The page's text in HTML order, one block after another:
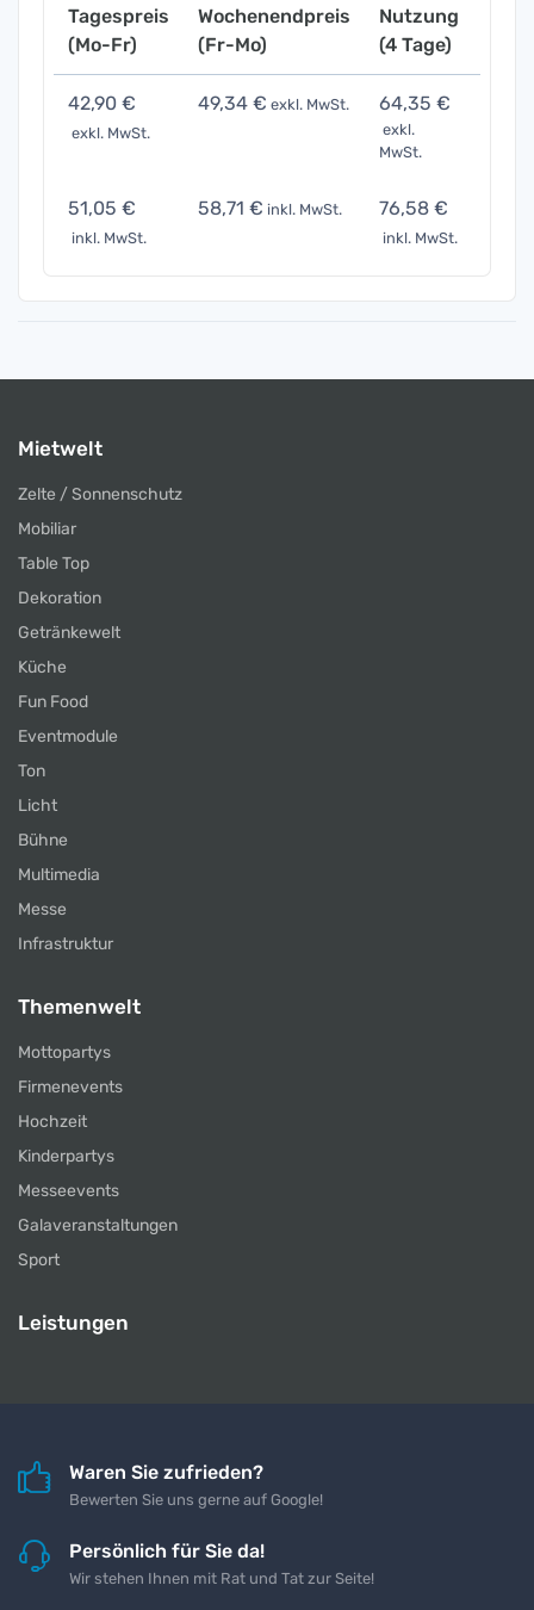
Tagespreis
(Mo-Fr)
Wochenendpreis
(Fr-Mo)
Nutzung
(4 Tage)
42,90 €
exkl. MwSt.
49,34 € exkl. MwSt. 64,35 €
exkl.
MwSt.
51,05 €
inkl. MwSt.
58,71 € inkl. MwSt. 76,58 €
inkl. MwSt.
Mietwelt
Zelte / Sonnenschutz
Mobiliar
Table Top
Dekoration
Getränkewelt
Küche
Fun Food
Eventmodule
Ton
Licht
Bühne
Multimedia
Messe
Infrastruktur
Themenwelt
Mottopartys
Firmenevents
Hochzeit
Kinderpartys
Messeevents
Galaveranstaltungen
Sport
Leistungen
Waren Sie zufrieden?
Bewerten Sie uns gerne auf Google!
Persönlich für Sie da!
Wir stehen Ihnen mit Rat und Tat zur Seite!